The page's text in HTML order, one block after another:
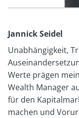
Jannick Seidel
Unabhängigkeit,
Werte prägen
Wealth Manager
für den
machen und